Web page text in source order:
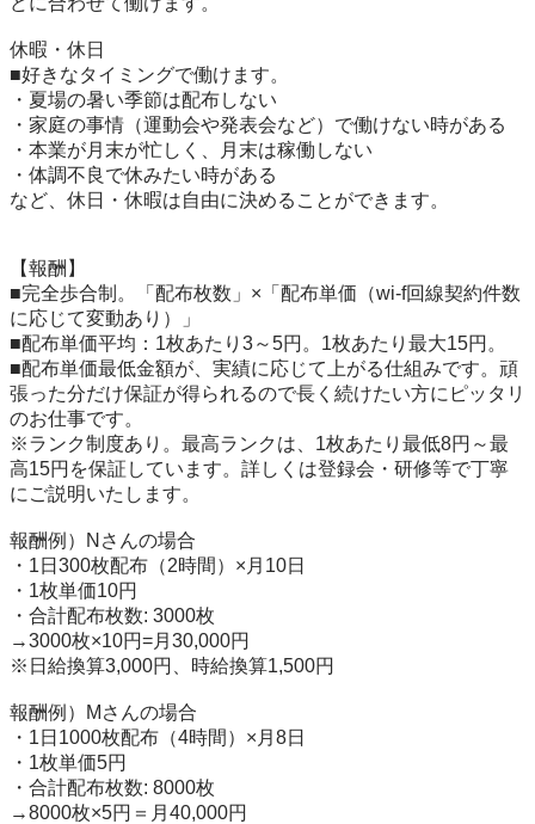
休暇・休日
■好きなタイミングで働けます。
・夏場の暑い季節は配布しない
・家庭の事情（運動会や発表会など）で働けない時がある
・本業が月末が忙しく、月末は稼働しない
・体調不良で休みたい時がある
など、休日・休暇は自由に決めることができます。
【報酬】
■完全歩合制。「配布枚数」×「配布単価（wi-f回線契約件数
に応じて変動あり）」
■配布単価平均：1枚あたり3～5円。1枚あたり最大15円。
■配布単価最低金額が、実績に応じて上がる仕組みです。頑
張った分だけ保証が得られるので長く続けたい方にピッタリ
のお仕事です。
※ランク制度あり。最高ランクは、1枚あたり最低8円～最
高15円を保証しています。詳しくは登録会・研修等で丁寧
にご説明いたします。
報酬例）Nさんの場合
・1日300枚配布（2時間）×月10日
・1枚単価10円
・合計配布枚数: 3000枚
→3000枚×10円=月30,000円
※日給換算3,000円、時給換算1,500円
報酬例）Mさんの場合
・1日1000枚配布（4時間）×月8日
・1枚単価5円
・合計配布枚数: 8000枚
→8000枚×5円＝月40,000円